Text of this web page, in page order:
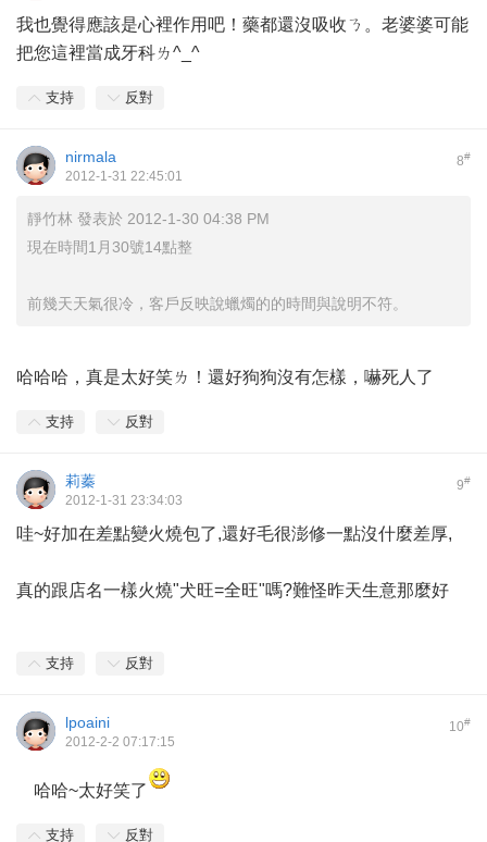
我也覺得應該是心裡作用吧！藥都還沒吸收ㄋ。老婆婆可能
把您這裡當成牙科ㄌ^_^
支持 反對
8#
nirmala
2012-1-31 22:45:01
靜竹林 發表於 2012-1-30 04:38 PM
現在時間1月30號14點整
前幾天天氣很冷，客戶反映說蠟燭的的時間與說明不符。
哈哈哈，真是太好笑ㄌ！還好狗狗沒有怎樣，嚇死人了
支持 反對
9#
莉蓁
2012-1-31 23:34:03
哇~好加在差點變火燒包了,還好毛很澎修一點沒什麼差厚,
真的跟店名一樣火燒"犬旺=全旺"嗎?難怪昨天生意那麼好
支持 反對
10#
lpoaini
2012-2-2 07:17:15
哈哈~太好笑了
支持 反對